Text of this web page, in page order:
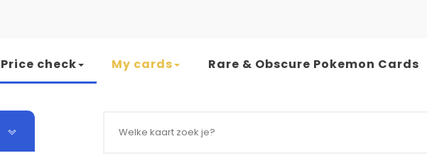
Price check My cards Rare & Obscure Pokemon Cards